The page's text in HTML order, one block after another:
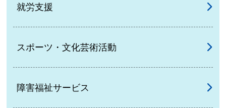
就労支援
スポーツ・文化芸術活動
障害福祉サービス